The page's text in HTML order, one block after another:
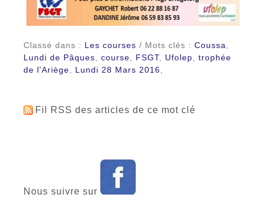
Classé dans : Les courses / Mots clés : Coussa,
Lundi de Pâques, course, FSGT, Ufolep, trophée
de l'Ariège, Lundi 28 Mars 2016,
Fil RSS des articles de ce mot clé
Nous suivre sur